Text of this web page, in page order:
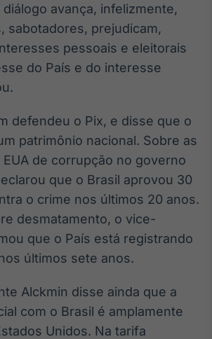
Broadcast
Wallboard
Conteúdos e
Broadcast
Curadoria de
conteúdos
noticiosos
Broadcast
Radar
inteligente de
notícias e
conteúdos
avança, infelizmente,
sabotadores, prejudicam,
pessoais e eleitorais
do País e do interesse
defendeu o Pix, e disse que o
patrimônio nacional. Sobre as
de corrupção no governo
que o Brasil aprovou 30
o crime nos últimos 20 anos.
desmatamento, o vice-
que o País está registrando
últimos sete anos.
Alckmin disse ainda que a
com o Brasil é amplamente
Unidos. Na tarifa